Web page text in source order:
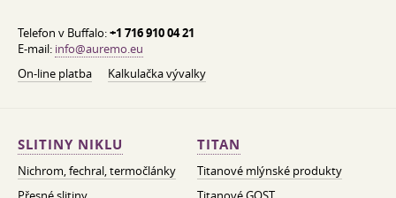
Telefon v Buffalo:+1 716 910 04 21
E-mail: info@auremo.eu
On-line platba
Kalkulačka vývalky
SLITINY NIKLU
Nichrom, fechral, termočlánky
TITAN
Titanové mlýnské produkty